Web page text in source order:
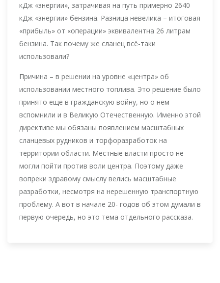
кДж «энергии», затрачивая на путь примерно 2640
кДж «энергии» бензина. Разница невелика – итоговая
«прибыль» от «операции» эквивалентна 26 литрам
бензина. Так почему же сланец всё-таки
использовали?
Причина – в решении на уровне «центра» об
использовании местного топлива. Это решение было
принято ещё в гражданскую войну, но о нём
вспомнили и в Великую Отечественную. Именно этой
директиве мы обязаны появлением масштабных
сланцевых рудников и торфоразработок на
территории области. Местные власти просто не
могли пойти против воли центра. Поэтому даже
вопреки здравому смыслу велись масштабные
разработки, несмотря на нерешенную транспортную
проблему. А вот в начале 20- годов об этом думали в
первую очередь, но это тема отдельного рассказа.